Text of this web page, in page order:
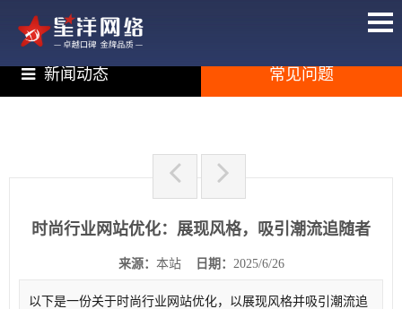
新闻动态 常见问题
时尚行业网站优化：展现风格，吸引潮流追随者
来源： 本站 日期： 2025/6/26
以下是一份关于时尚行业网站优化，以展现风格并吸引潮流追